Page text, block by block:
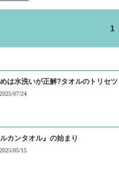
1
は水洗いが正解?タオルのトリセツ
07/24
ルカンタオル』の始まり
05/15